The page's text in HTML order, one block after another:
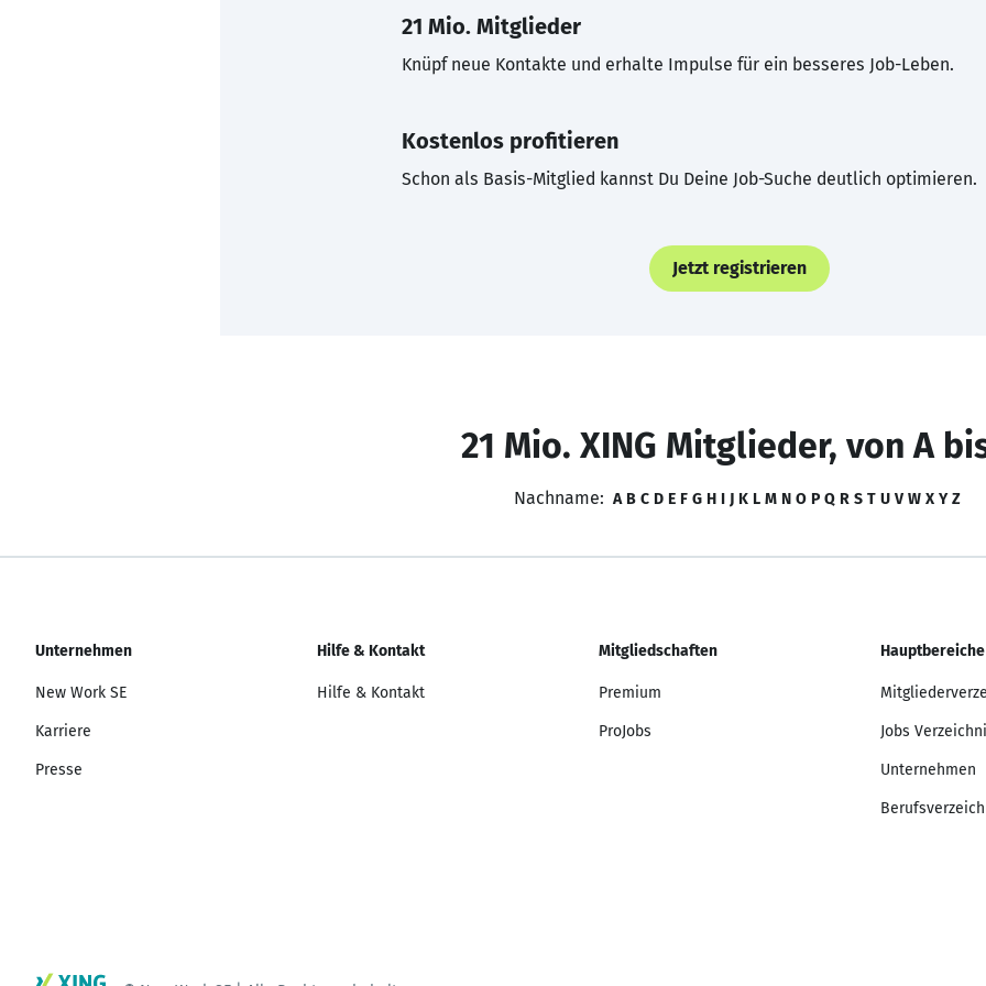
21 Mio. Mitglieder
Knüpf neue Kontakte und erhalte Impulse für ein besseres Job-Leben.
Kostenlos profitieren
Schon als Basis-Mitglied kannst Du Deine Job-Suche deutlich optimieren.
Jetzt registrieren
21 Mio. XING Mitglieder, von A
Nachname: A B C D E F G H I J K L M N O P Q R S T U V W X Y Z
Unternehmen
New Work SE
Karriere
Presse
Hilfe & Kontakt
Hilfe & Kontakt
Mitgliedschaften
Premium
ProJobs
Hauptbereiche
Jobs
Unternehmen